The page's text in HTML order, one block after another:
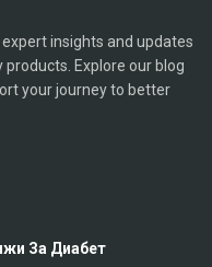
insights and updates
Explore our blog
your journey to better
За Диабет